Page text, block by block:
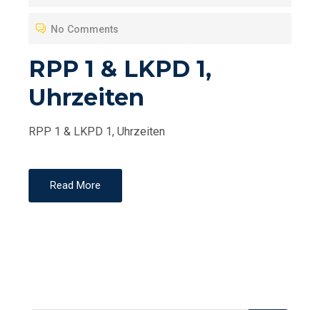
E
O
N
No Comments
RPP 1 & LKPD 1,
Uhrzeiten
RPP 1 & LKPD 1, Uhrzeiten
Read More